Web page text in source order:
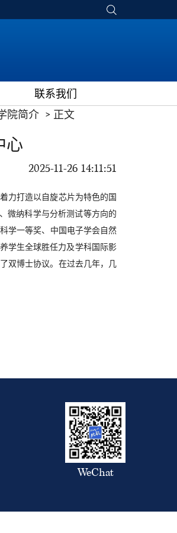
联系我们
院简介 正文
心
2025-11-26 14:11:51
力打造以自旋芯片为特色的国
微纳科学与分析测试等方向的
学一等奖、中国电子学会自然
学生全球胜任力及学科国际影
双博士协议。在过去几年，几
WeChat